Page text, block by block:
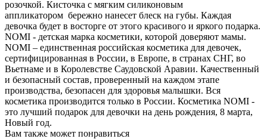
розочкой. Кисточка с мягким силиконовым
аппликатором бережно нанесет блеск на губы. Каждая
девочка будет в восторге от этого красивого и яркого подарка.
NOMI - детская марка косметики, которой доверяют мамы.
NOMI – единственная российская косметика для девочек,
сертифицированная в России, в Европе, в странах СНГ, во
Вьетнаме и в Королевстве Саудовской Аравии. Качественный
и безопасный состав, проверенный на каждом этапе
производства, безопасен для здоровья малышки. Вся
косметика производится только в России. Косметика NOMI -
это лучший подарок для девочки на день рождения, 8 марта,
Новый год.
Вам также может понравиться